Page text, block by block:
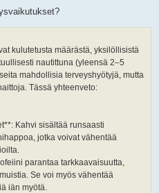
kulutetusta määrästä, yksilöllisistä
nautittuna (yleensä 2–5
mahdollisia terveyshyötyjä, mutta
Tässä yhteenveto:
Kahvi sisältää runsaasti
jotka voivat vähentää
parantaa tarkkaavaisuutta,
Se voi myös vähentää
iän myötä.